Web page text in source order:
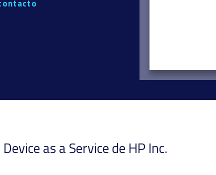
as a Service de HP Inc.